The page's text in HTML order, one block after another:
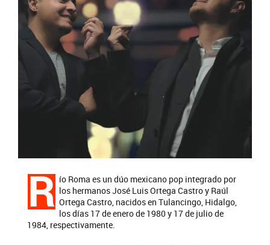
R ío Roma es un dúo mexicano pop integrado por
los hermanos José Luis Ortega Castro y Raúl
Ortega Castro, nacidos en Tulancingo, Hidalgo,
los días 17 de enero de 1980 y 17 de julio de
1984, respectivamente.